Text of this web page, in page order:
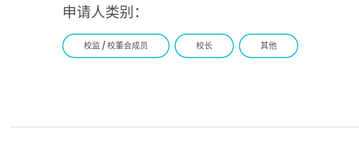
申请人类别：
校监 / 校董会成员 校长 其他